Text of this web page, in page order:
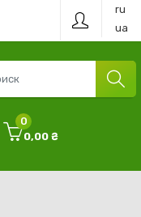
ru
ua
0
0,00 ₴